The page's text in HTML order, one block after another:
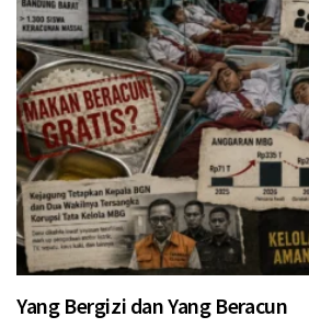
Yang Bergizi dan Yang Beracun